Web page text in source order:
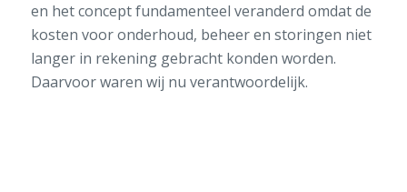
en het concept fundamenteel veranderd omdat de
kosten voor onderhoud, beheer en storingen niet
langer in rekening gebracht konden worden.
Daarvoor waren wij nu verantwoordelijk.